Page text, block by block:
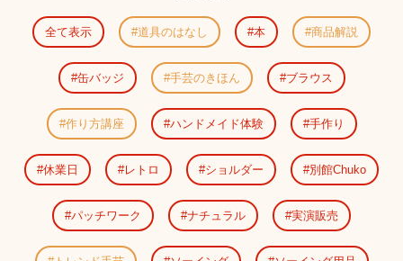
全て表示 道具のはなし 本 商品解説
缶バッジ 手芸のきほん ブラウス
作り方講座 ハンドメイド体験 手作り
休業日 レトロ ショルダー 別館Chuko
パッチワーク ナチュラル 実演販売